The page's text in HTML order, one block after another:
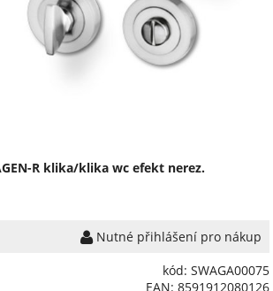
R klika/klika wc efekt nerez.
Nutné přihlášení pro nákup
kód: SWAGA00075
EAN: 8591912080126